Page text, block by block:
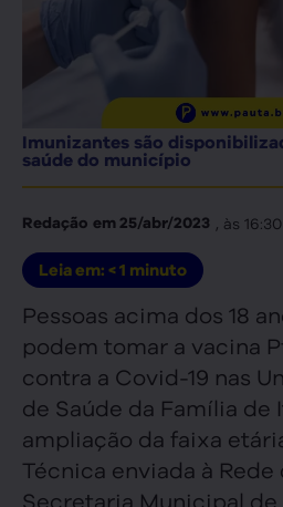
Imunizantes são
saúde do município
Redação em25/abr/2023 , às
Leia em: < 1 minuto
Pessoas acima dos 18
podem tomar a vacina
contra a Covid-19 nas
de Saúde da Família de
ampliação da faixa
Técnica enviada à Rede
Secretaria Municipal de